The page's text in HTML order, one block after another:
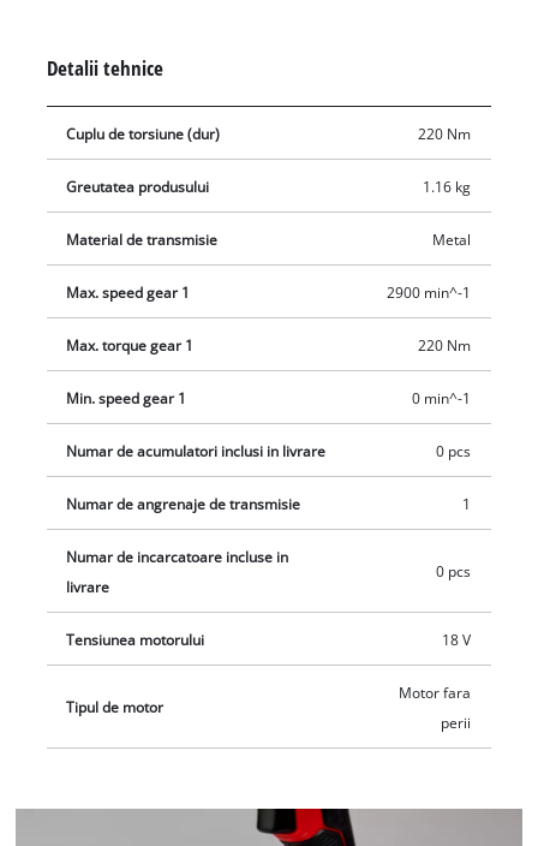
mari este usoara cu acest destornicator impact. Acesta
dispune de o mandrina hexagonala de ¼” (6.35 mm) si
furnizeaza un cuplu de 220 Nm. Controlul electronic fin
pentru a evita suprasolicitarea acestuia. Designul scurt si usor
cu suprafete ergonomice Softgrip asigura manevrabilitate
confortabila. Produsul nu include acumulator sau incarcator.
Acestea se vand separat.
Detalii tehnice
Cuplu de torsiune (dur) 220 Nm
Greutatea produsului 1.16 kg
Material de transmisie Metal
Max. speed gear 1 2900 min^-1
Max. torque gear 1 220 Nm
Min. speed gear 1 0 min^-1
Numar de acumulatori inclusi in livrare 0 pcs
Numar de angrenaje de transmisie 1
Numar de incarcatoare incluse in
livrare
0 pcs
Tensiunea motorului 18 V
Tipul de motor
Motor fara
perii